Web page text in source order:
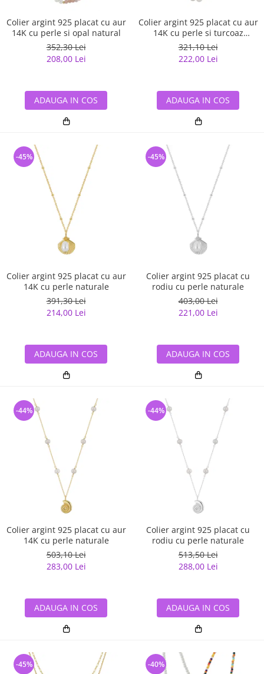
Colier argint 925 placat cu aur
14K cu perle si opal natural
352,30 Lei
208,00 Lei
ADAUGA IN COS
Colier argint 925 placat cu aur
14K cu perle si turcoaz
natural
321,10 Lei
222,00 Lei
ADAUGA IN COS
Colier argint 925 placat cu aur
14K cu perle naturale
391,30 Lei
214,00 Lei
-45%
ADAUGA IN COS
Colier argint 925 placat cu
rodiu cu perle naturale
403,00 Lei
221,00 Lei
-45%
ADAUGA IN COS
Colier argint 925 placat cu aur
14K cu perle naturale
503,10 Lei
283,00 Lei
-44%
ADAUGA IN COS
Colier argint 925 placat cu
rodiu cu perle naturale
513,50 Lei
288,00 Lei
-44%
ADAUGA IN COS
-45% -40%